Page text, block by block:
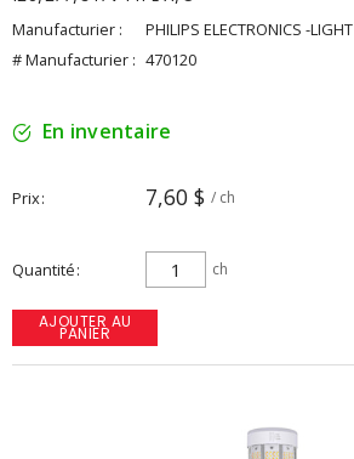
Manufacturier :
PHILIPS ELECTRONICS -LIGHT
# Manufacturier : 470120
En inventaire
Prix 7,60 $ / ch
Quantité ch
AJOUTER AU
PANIER